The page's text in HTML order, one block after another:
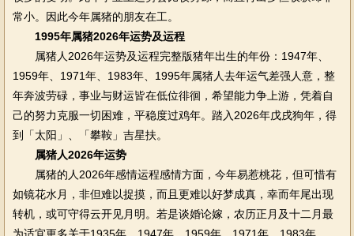
常小。因此今年属猪的朋友在工。
1995年属猪2026年运势及运程
属猪人2026年运势及运程完整版猪年出生的年份：1947年、
1959年、1971年、1983年、1995年属猪人去年运气差强人意，整
年奔波劳碌，事业与财运皆在低位徘徊，希望能力争上游，凭着自
己的努力克服一切困难，平稳度过鸡年。踏入2026年戊戌狗年，得
到「太阳」、「攀鞍」吉星扶。
属猪人2026年运势
属猪的人2026年感情运程感情方面，今年易惹桃花，但可惜有
如镜花水月，非但难以捉摸，而且更难以好梦成真，幸而年尾出现
转机，或可守得云开见月明。若是谈婚论嫁，农历正月及十二月最